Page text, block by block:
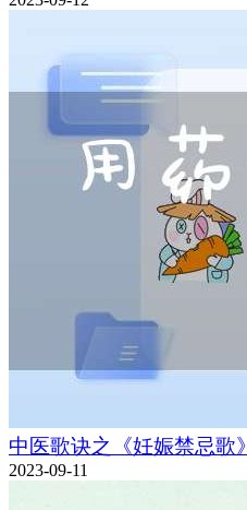
中医歌诀之《妊娠禁忌歌》
2023-09-11